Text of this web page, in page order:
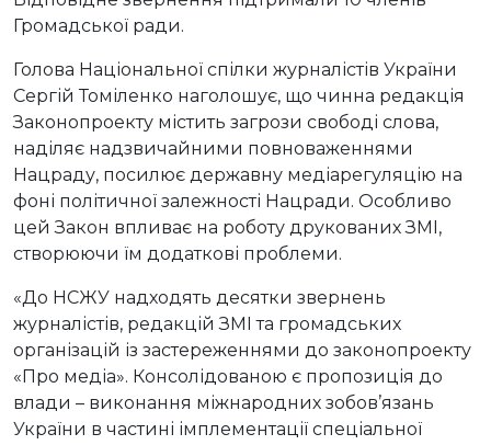
Громадської ради.
Голова Національної спілки журналістів України
Сергій Томіленко наголошує, що чинна редакція
Законопроекту містить загрози свободі слова,
наділяє надзвичайними повноваженнями
Нацраду, посилює державну медіарегуляцію на
фоні політичної залежності Нацради. Особливо
цей Закон впливає на роботу друкованих ЗМІ,
створюючи їм додаткові проблеми.
«До НСЖУ надходять десятки звернень
журналістів, редакцій ЗМІ та громадських
організацій із застереженнями до законопроекту
«Про медіа». Консолідованою є пропозиція до
влади – виконання міжнародних зобов’язань
України в частині імплементації спеціальної